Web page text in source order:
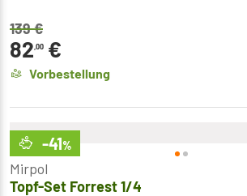
139€
82,00 €
Vorbestellung
-41%
Mirpol
Topf-Set Forrest 1/4